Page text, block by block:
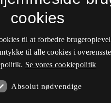
cookies
til at forbedre
til alle cookies i
Se vores cookiepolitik
Absolut nødvendige